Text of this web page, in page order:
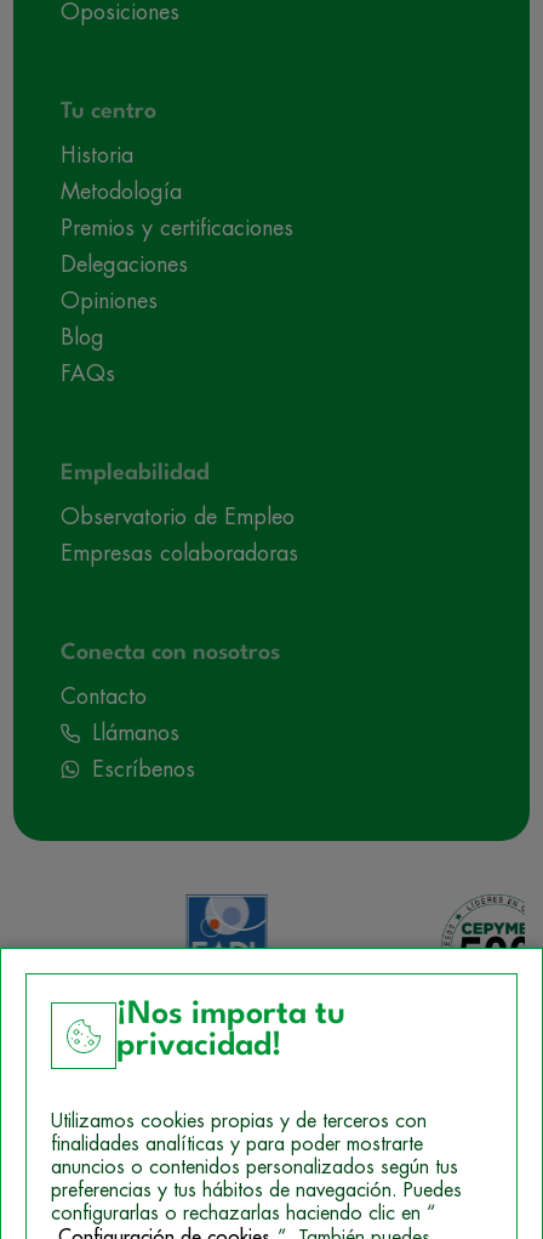
Oposiciones
Tu centro
Historia
Metodología
Premios y certificaciones
Delegaciones
Opiniones
Blog
FAQs
Empleabilidad
Observatorio de Empleo
Empresas colaboradoras
Conecta con nosotros
Contacto
Llámanos
Escríbenos
Política de Cookies
Mapa del sitio
Politica de Privacidad
¡Nos importa tu
privacidad!
Utilizamos cookies propias y de terceros con
finalidades analíticas y para poder mostrarte
anuncios o contenidos personalizados según tus
preferencias y tus hábitos de navegación. Puedes
configurarlas o rechazarlas haciendo clic en “